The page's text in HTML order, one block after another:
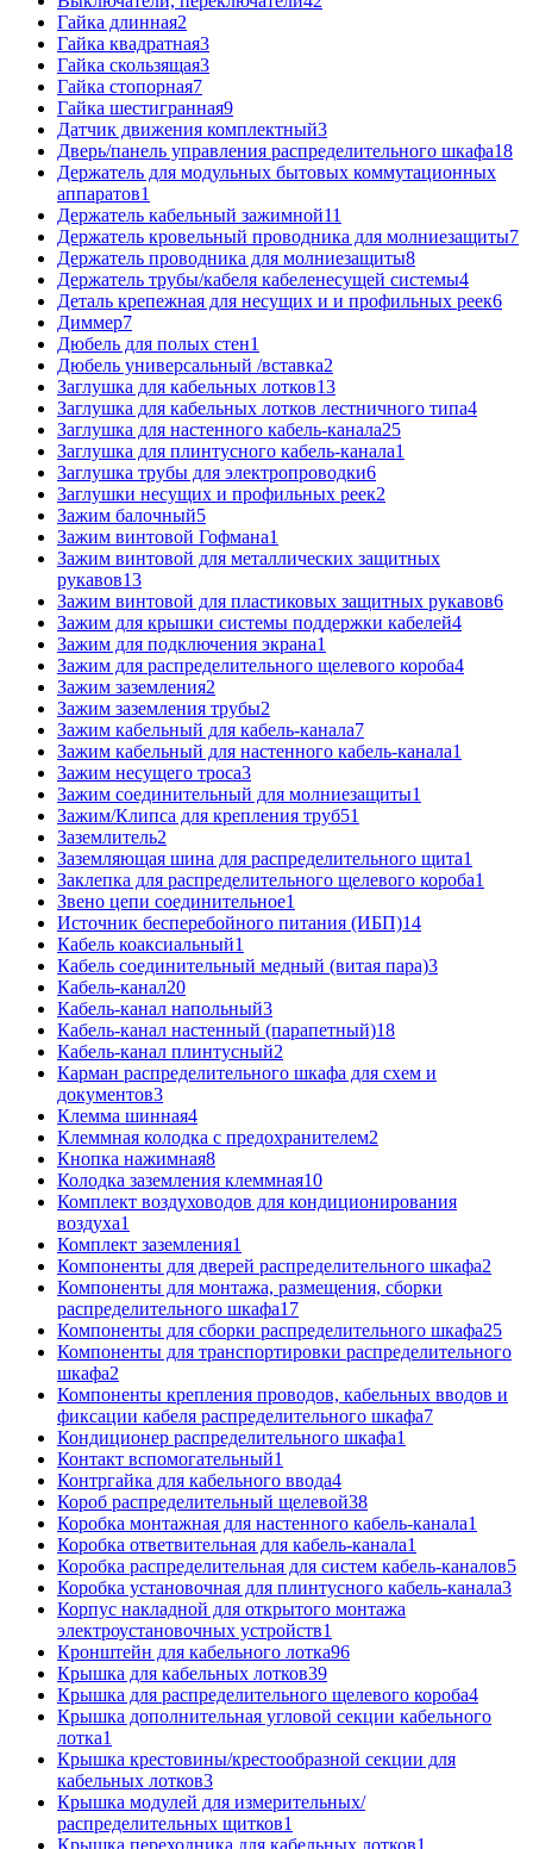
Гайка длинная2
Гайка квадратная3
Гайка скользящая3
Гайка стопорная7
Гайка шестигранная9
Датчик движения комплектный3
Дверь/панель управления распределительного шкафа18
Держатель для модульных бытовых коммутационных
аппаратов1
Держатель кабельный зажимной11
Держатель кровельный проводника для молниезащиты7
Держатель проводника для молниезащиты8
Держатель трубы/кабеля кабеленесущей системы4
Деталь крепежная для несущих и и профильных реек6
Диммер7
Дюбель для полых стен1
Дюбель универсальный /вставка2
Заглушка для кабельных лотков13
Заглушка для кабельных лотков лестничного типа4
Заглушка для настенного кабель-канала25
Заглушка для плинтусного кабель-канала1
Заглушка трубы для электропроводки6
Заглушки несущих и профильных реек2
Зажим балочный5
Зажим винтовой Гофмана1
Зажим винтовой для металлических защитных
рукавов13
Зажим винтовой для пластиковых защитных рукавов6
Зажим для крышки системы поддержки кабелей4
Зажим для подключения экрана1
Зажим для распределительного щелевого короба4
Зажим заземления2
Зажим заземления трубы2
Зажим кабельный для кабель-канала7
Зажим кабельный для настенного кабель-канала1
Зажим несущего троса3
Зажим соединительный для молниезащиты1
Зажим/Клипса для крепления труб51
Заземлитель2
Заземляющая шина для распределительного щита1
Заклепка для распределительного щелевого короба1
Звено цепи соединительное1
Источник бесперебойного питания (ИБП)14
Кабель коаксиальный1
Кабель соединительный медный (витая пара)3
Кабель-канал20
Кабель-канал напольный3
Кабель-канал настенный (парапетный)18
Кабель-канал плинтусный2
Карман распределительного шкафа для схем и
документов3
Клемма шинная4
Клеммная колодка с предохранителем2
Кнопка нажимная8
Колодка заземления клеммная10
Комплект воздуховодов для кондиционирования
воздуха1
Комплект заземления1
Компоненты для дверей распределительного шкафа2
Компоненты для монтажа, размещения, сборки
распределительного шкафа17
Компоненты для сборки распределительного шкафа25
Компоненты для транспортировки распределительного
шкафа2
Компоненты крепления проводов, кабельных вводов и
фиксации кабеля распределительного шкафа7
Кондиционер распределительного шкафа1
Контакт вспомогательный1
Контргайка для кабельного ввода4
Короб распределительный щелевой38
Коробка монтажная для настенного кабель-канала1
Коробка ответвительная для кабель-канала1
Коробка распределительная для систем кабель-каналов5
Коробка установочная для плинтусного кабель-канала3
Корпус накладной для открытого монтажа
электроустановочных устройств1
Кронштейн для кабельного лотка96
Крышка для кабельных лотков39
Крышка для распределительного щелевого короба4
Крышка дополнительная угловой секции кабельного
лотка1
Крышка крестовины/крестообразной секции для
кабельных лотков3
Крышка модулей для измерительных/
распределительных щитков1
Крышка переходника для кабельных лотков1